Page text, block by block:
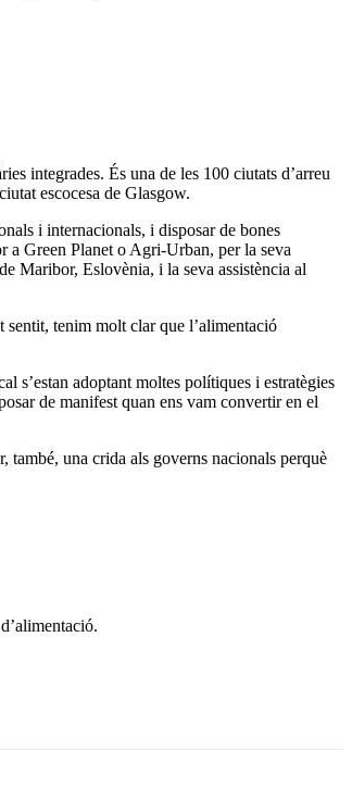
integrades. És una de les 100 ciutats d’arreu
escocesa de Glasgow.
i internacionals, i disposar de bones
a Green Planet o Agri-Urban, per la seva
Maribor, Eslovènia, i la seva assistència al
tenim molt clar que l’alimentació
s’estan adoptant moltes polítiques i estratègies
de manifest quan ens vam convertir en el
una crida als governs nacionals perquè